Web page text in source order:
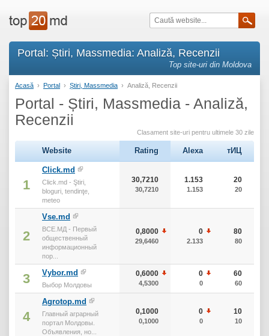
Portal: Știri, Massmedia: Analiză, Recenzii
Top site-uri din Moldova
Acasă › Portal › Știri, Massmedia › Analiză, Recenzii
Portal - Știri, Massmedia - Analiză,
Recenzii
Clasament site-uri pentru ultimele 30 zile
Website Rating Alexa тИЦ
1
Click.md
Click.md - Ştiri,
bloguri, tendinţe,
meteo
30,7210
30,7210
1.153
1.153
20
20
2
Vse.md
ВСЕ.МД - Первый
общественный
информационный
пор...
0,8000
29,6460
0
2.133
80
80
3 Vybor.md
Выбор Молдовы
0,6000
4,5300
0
0
60
60
4
Agrotop.md
Главный аграрный
портал Молдовы.
Объявления, но...
0,1000
0,1000
0
0
10
10